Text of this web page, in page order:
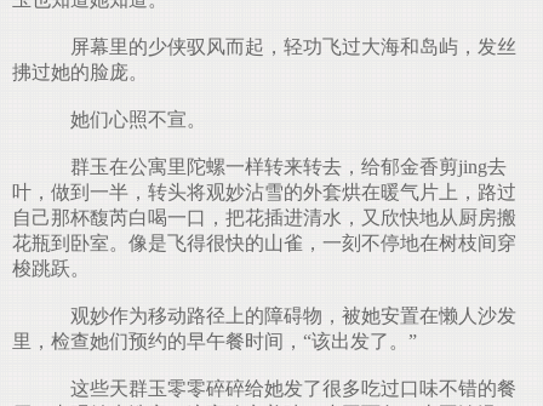
屏幕里的少侠驭风而起，轻功飞过大海和岛屿，发丝
拂过她的脸庞。
她们心照不宣。
群玉在公寓里陀螺一样转来转去，给郁金香剪jing去
叶，做到一半，转头将观妙沾雪的外套烘在暖气片上，路过
自己那杯馥芮白喝一口，把花插进清水，又欣快地从厨房搬
花瓶到卧室。像是飞得很快的山雀，一刻不停地在树枝间穿
梭跳跃。
观妙作为移动路径上的障碍物，被她安置在懒人沙发
里，检查她们预约的早午餐时间，“该出发了。”
这些天群玉零零碎碎给她发了很多吃过口味不错的餐